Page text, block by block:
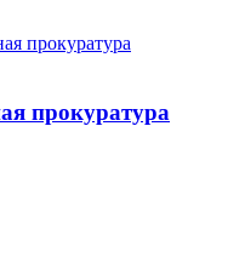
прокуратура